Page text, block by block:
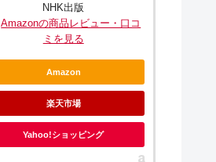
NHK出版
Amazonの商品レビュー・口コ
ミを見る
Amazon
楽天市場
Yahoo!ショッピング